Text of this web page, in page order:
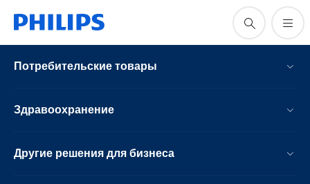
Потребительские товары
Здравоохранение
Другие решения для бизнеса